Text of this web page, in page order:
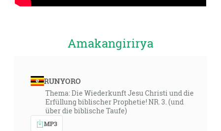
Amakangirirya
RUNYORO
Thema: Die Wiederkunft Jesu Christi und die
Erfüllung biblischer Prophetie! NR. 3. (und
über die biblische Taufe)
MP3